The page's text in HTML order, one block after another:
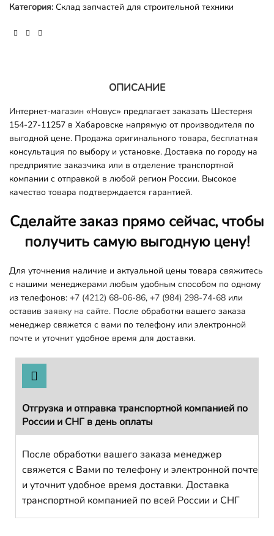
Категория: Склад запчастей для строительной техники
ОПИСАНИЕ
Интернет-магазин «Новус» предлагает заказать Шестерня
154-27-11257 в Хабаровске напрямую от производителя по
выгодной цене. Продажа оригинального товара, бесплатная
консультация по выбору и установке. Доставка по городу на
предприятие заказчика или в отделение транспортной
компании с отправкой в любой регион России. Высокое
качество товара подтверждается гарантией.
Сделайте заказ прямо сейчас, чтобы
получить самую выгодную цену!
Для уточнения наличие и актуальной цены товара свяжитесь
с нашими менеджерами любым удобным способом по одному
из телефонов: +7 (4212) 68-06-86, +7 (984) 298-74-68 или
оставив заявку на сайте. После обработки вашего заказа
менеджер свяжется с вами по телефону или электронной
почте и уточнит удобное время для доставки.
Отгрузка и отправка транспортной компанией по
России и СНГ в день оплаты
После обработки вашего заказа менеджер
свяжется с Вами по телефону и электронной почте
и уточнит удобное время доставки. Доставка
транспортной компанией по всей России и СНГ